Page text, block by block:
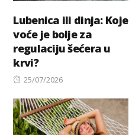
Lubenica ili dinja: Koje
voće je bolje za
regulaciju šećera u
krvi?
Posted
25/07/2026